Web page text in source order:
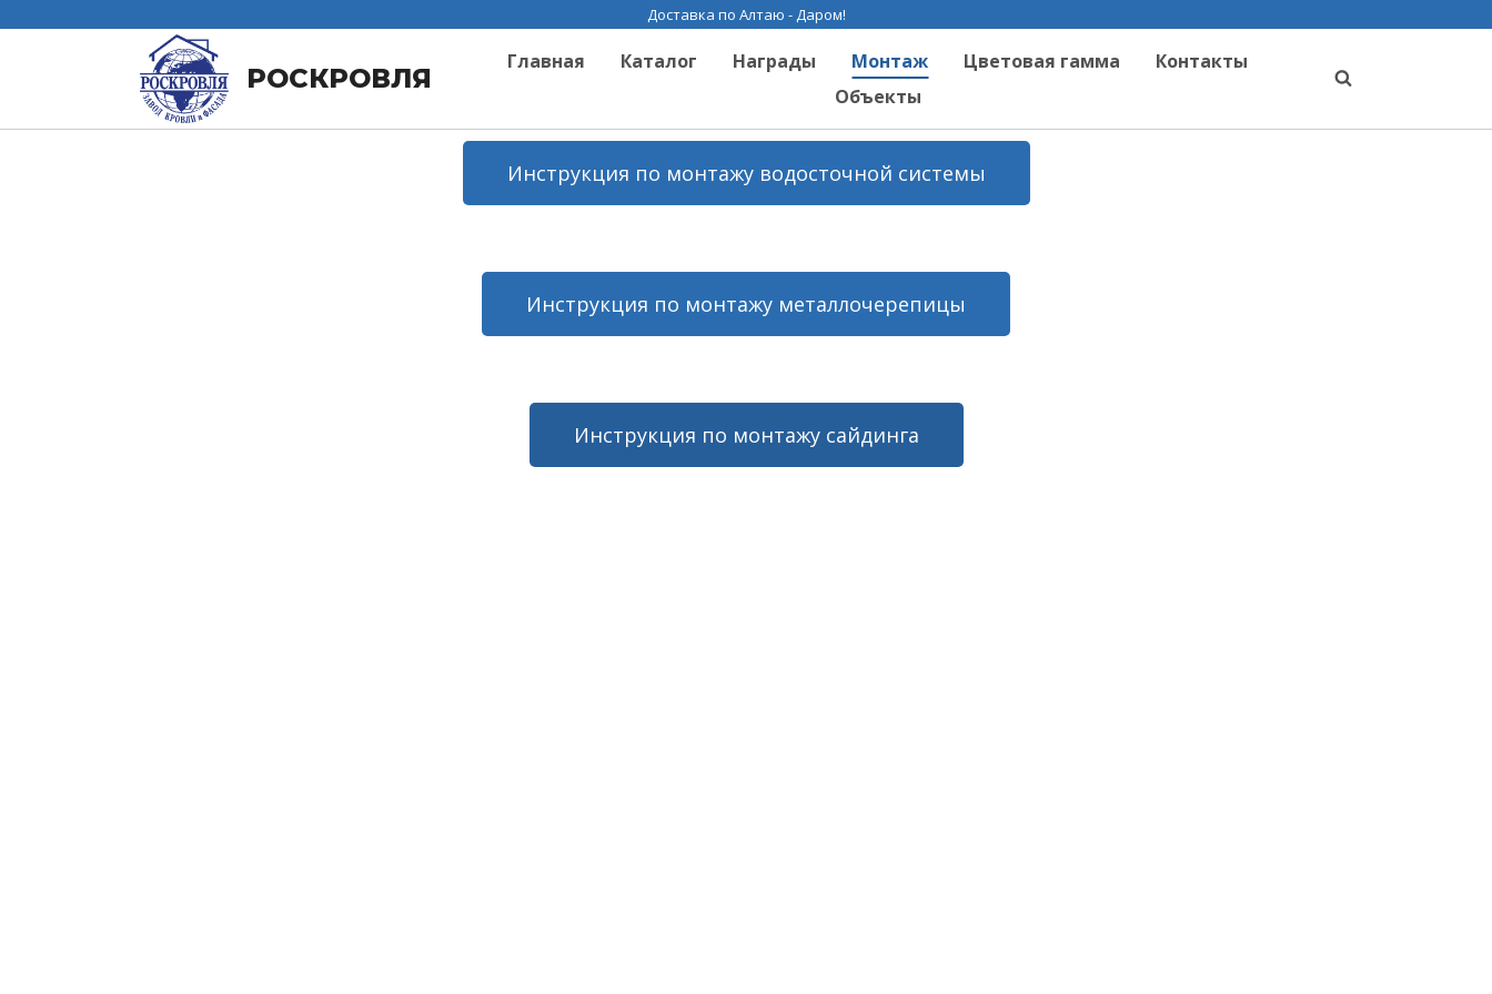
Доставка по Алтаю - Даром!
РОСКРОВЛЯ
Главная Каталог Награды Монтаж Цветовая гамма
Контакты
Объекты
Инструкция по монтажу водосточной системы
Инструкция по монтажу металлочерепицы
Инструкция по монтажу сайдинга